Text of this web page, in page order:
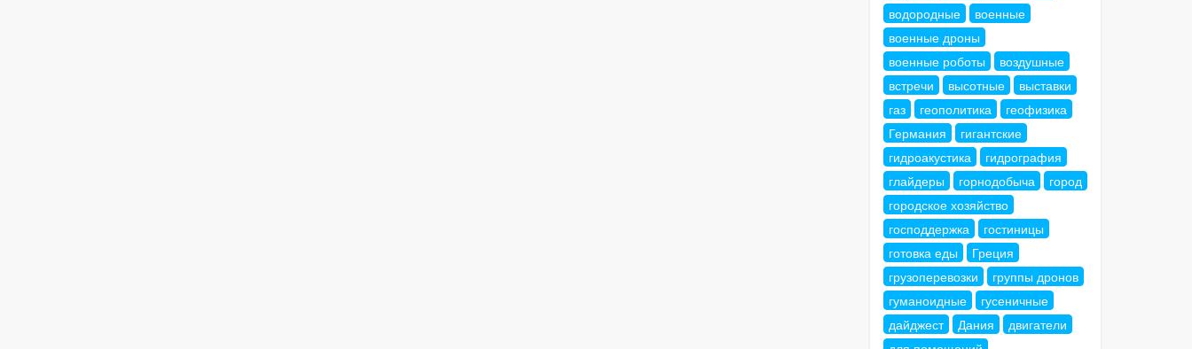
водородные
военные
военные дроны
военные роботы
воздушные
встречи
высотные
выставки
газ
геополитика
геофизика
Германия
гигантские
гидроакустика
гидрография
глайдеры
горнодобыча
город
городское хозяйство
господдержка
гостиницы
готовка еды
Греция
грузоперевозки
группы дронов
гуманоидные
гусеничные
дайджест
Дания
двигатели